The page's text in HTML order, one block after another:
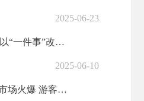
2025-06-23
东乡县市场监管局以“一件事”改革为笔 绘就政务服务新图景
2025-06-10
东乡县“五一”文旅市场火爆 游客量、收入双增长